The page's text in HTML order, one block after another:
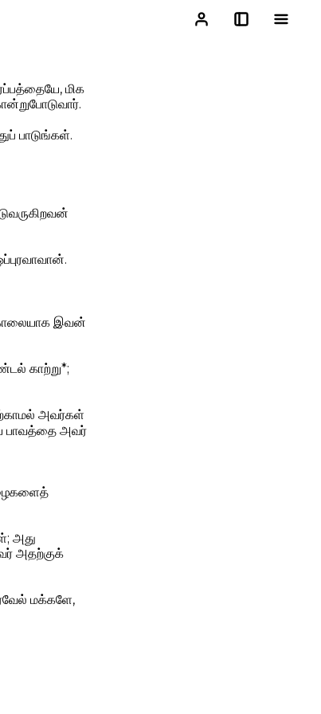
மிக
பாடுங்கள்.
இவன்
காற்று*;
அவர்கள்
பாவத்தை அவர்
அது
அதற்குக்
மக்களே,